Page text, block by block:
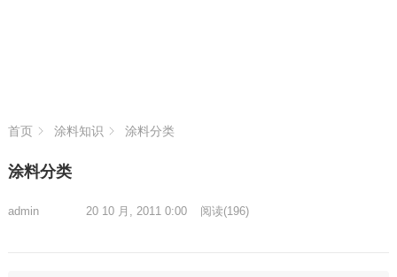
首页 涂料知识 涂料分类
涂料分类
admin 20 10 月, 2011 0:00 阅读(196)